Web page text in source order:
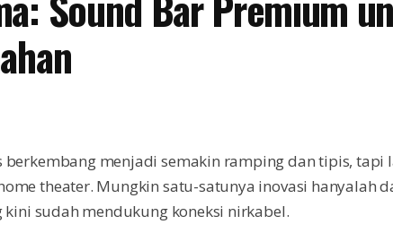
berkembang menjadi semakin ramping dan tipis, tapi
theater. Mungkin satu-satunya inovasi hanyalah
kini sudah mendukung koneksi nirkabel.